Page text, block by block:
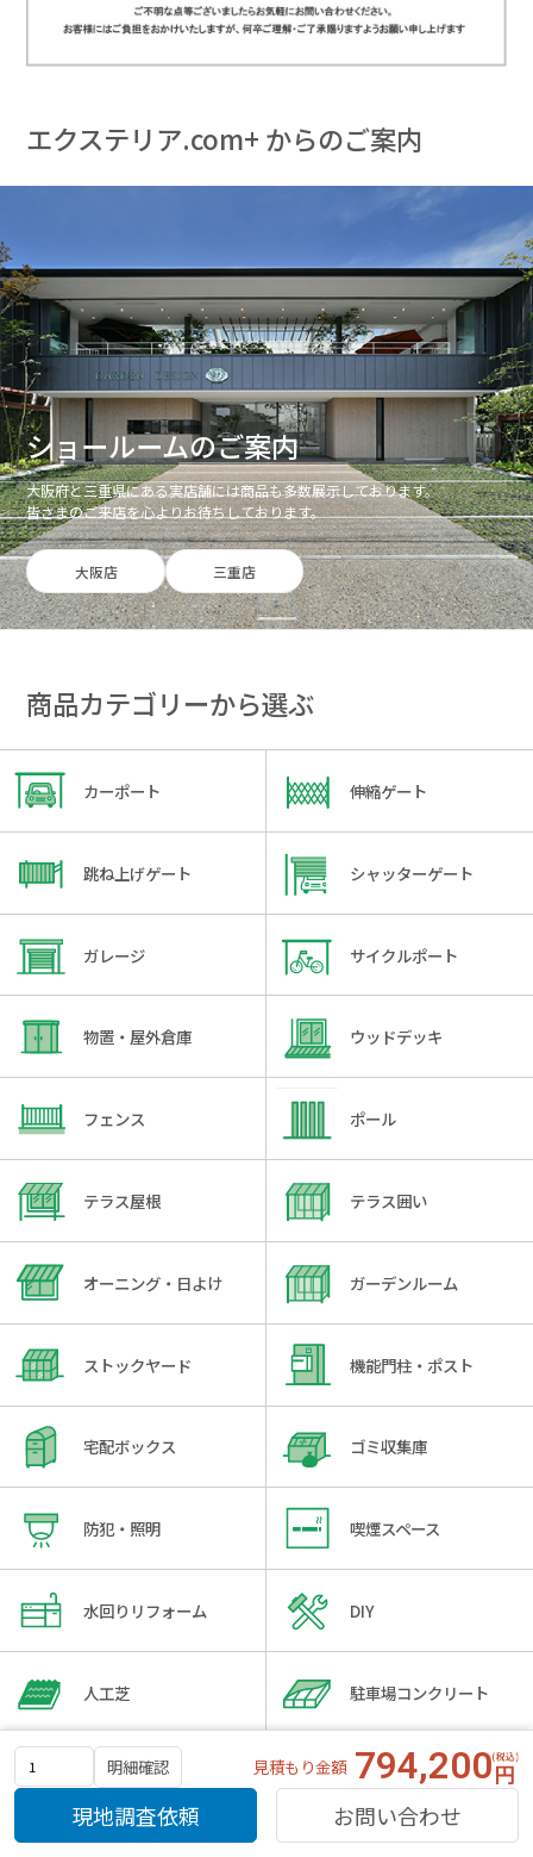
明細確認 見積もり金額 794,200
現地調査依頼 お問い合わせ
エクステリア.com+ からのご案内
ショールームのご案内
大阪府と三重県にある実店舗には商品も多数展示しております。
皆さまのご来店を心よりお待ちしております。
大阪店 三重店
商品カテゴリーから選ぶ
カーポート 伸縮ゲート
跳ね上げゲート シャッターゲート
ガレージ サイクルポート
物置・屋外倉庫 ウッドデッキ
フェンス ポール
テラス屋根 テラス囲い
オーニング・日よけ ガーデンルーム
ストックヤード 機能門柱・ポスト
宅配ボックス ゴミ収集庫
防犯・照明 喫煙スペース
水回りリフォーム DIY
人工芝 駐車場コンクリート
セット商品 手すり